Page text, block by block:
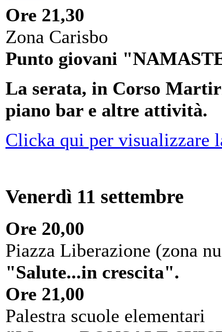
Ore 21,30
Zona Carisbo
Punto giovani
La serata, in Corso
piano bar e altre attività.
Clicka qui per visualizzare
Venerdì 11 settembre
Ore 20,00
Piazza Liberazione (zona
"Salute...in crescita".
Ore 21,00
Palestra scuole elementari